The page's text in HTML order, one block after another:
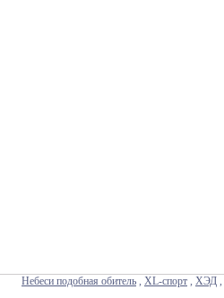
Небеси подобная обитель , XL-спорт , ХЭД ,